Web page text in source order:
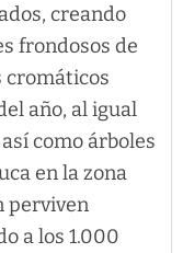
creando
frondosos de
cromáticos
año, al igual
como árboles
en la zona
perviven
a los 1.000